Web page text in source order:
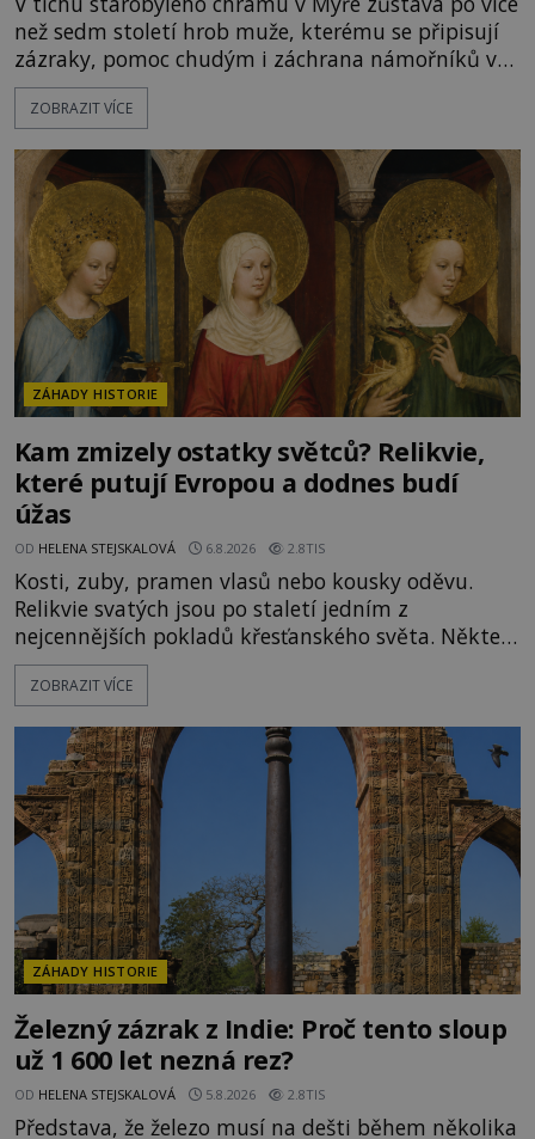
než sedm století hrob muže, kterému se připisují
zázraky, pomoc chudým i záchrana námořníků v
bouřích. Pak ale přichází rok 1087 a klidné místo
se mění v dějiště podivné noční výpravy. Skupina
Mikuláše a odváží jeho ostatky přes moře do Bari.
Je to zbožná záchrana před nebezpečím, nebo
promyšlená krádež,
ZOBRAZIT VÍCE
ZÁHADY HISTORIE
Kam zmizely ostatky světců? Relikvie,
které putují Evropou a dodnes budí
úžas
OD HELENA STEJSKALOVÁ 6.8.2026 2.8TIS
Kosti, zuby, pramen vlasů nebo kousky oděvu.
Relikvie svatých jsou po staletí jedním z
nejcennějších pokladů křesťanského světa. Některé
mají pečlivě doloženou historii, jiné provází
záhady, krádeže i nečekané objevy. Jejich osudy
o skutečné historické události. Ve středověké
Evropě mají relikvie mimořádnou hodnotu. Nejsou
jen předmětem úcty
ZOBRAZIT VÍCE
ZÁHADY HISTORIE
Železný zázrak z Indie: Proč tento sloup
už 1 600 let nezná rez?
OD HELENA STEJSKALOVÁ 5.8.2026 2.8TIS
Představa, že železo musí na dešti během několika